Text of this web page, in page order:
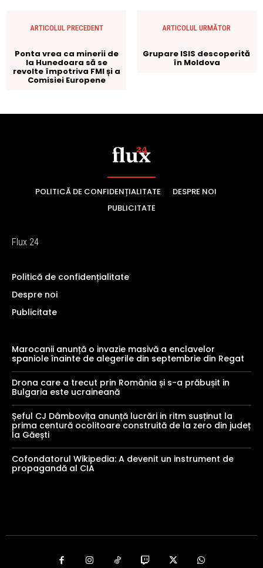
POLITICĂ DE CONFIDENȚIALITATE
DESPRE NOI
PUBLICITATE
Flux 24
Politică de confidențialitate
Despre noi
Publicitate
Marocanii anunță o invazie masivă a enclavelor
spaniole înainte de alegerile din septembrie din Regat
Drona care a trecut prin România și s-a prăbușit in
Bulgaria este ucraineană
Șeful CJ Dâmbovița anunță lucrări in ritm susținut la
prima centură ocolitoare construită de la zero din județ
la Găești
Cofondatorul Wikipedia: A devenit un instrument de
propagandă al CIA